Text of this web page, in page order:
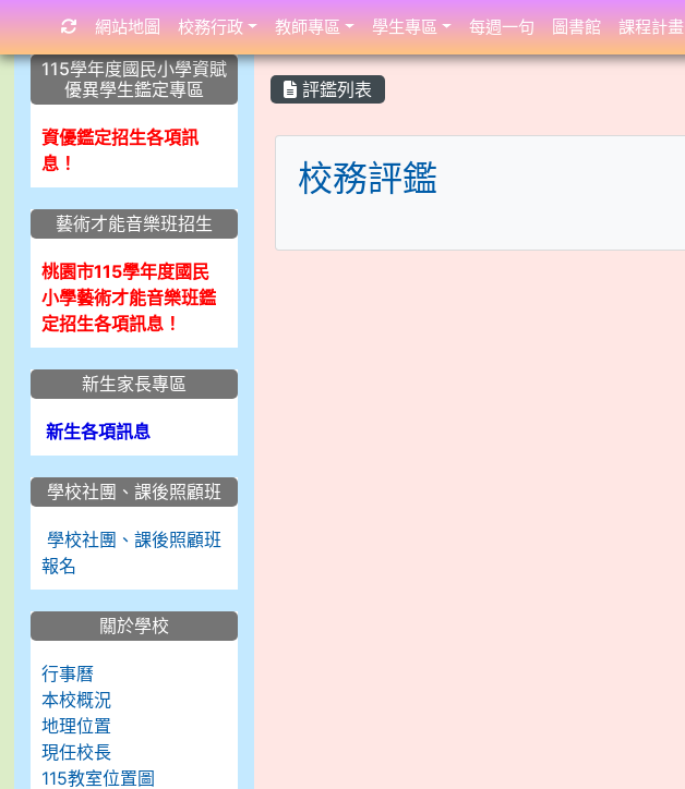
:::
評鑑列表
校務評鑑
:::115學年度國民小學資賦
優異學生鑑定專區
資優鑑定招生各項訊
息！
藝術才能音樂班招生
桃園市115學年度國民
小學藝術才能音樂班鑑
定招生各項訊息！
新生家長專區
新生各項訊息
學校社團、課後照顧班
學校社團、課後照顧班
報名
關於學校
行事曆
本校概況
地理位置
現任校長
115教室位置圖
::: 網站地圖 校務行政 教師專區 學生專區 每週一句 圖書館 課程計畫